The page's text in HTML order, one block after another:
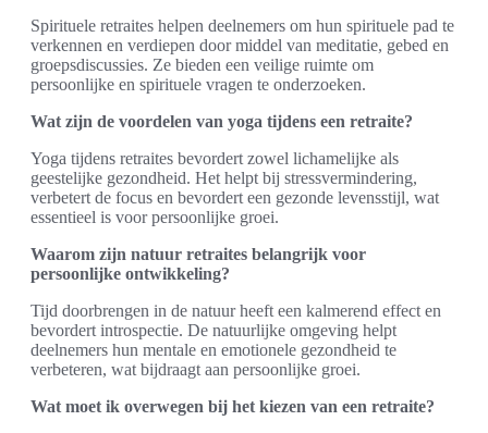
Spirituele retraites helpen deelnemers om hun spirituele pad te
verkennen en verdiepen door middel van meditatie, gebed en
groepsdiscussies. Ze bieden een veilige ruimte om
persoonlijke en spirituele vragen te onderzoeken.
Wat zijn de voordelen van yoga tijdens een retraite?
Yoga tijdens retraites bevordert zowel lichamelijke als
geestelijke gezondheid. Het helpt bij stressvermindering,
verbetert de focus en bevordert een gezonde levensstijl, wat
essentieel is voor persoonlijke groei.
Waarom zijn natuur retraites belangrijk voor
persoonlijke ontwikkeling?
Tijd doorbrengen in de natuur heeft een kalmerend effect en
bevordert introspectie. De natuurlijke omgeving helpt
deelnemers hun mentale en emotionele gezondheid te
verbeteren, wat bijdraagt aan persoonlijke groei.
Wat moet ik overwegen bij het kiezen van een retraite?